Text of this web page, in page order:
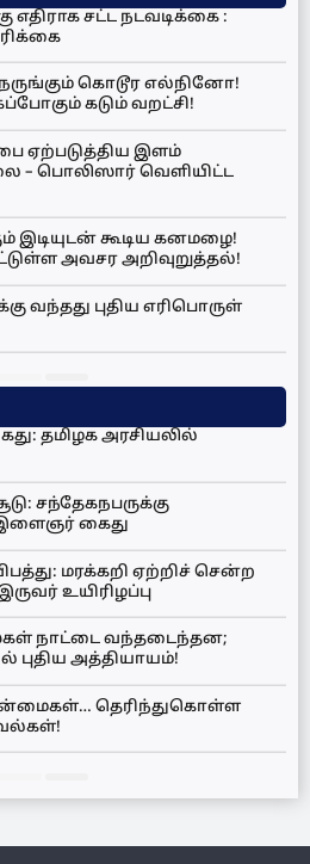
எதிராக சட்ட நடவடிக்கை :
கொடூர எல்நினோ!
கடும் வறட்சி!
ஏற்படுத்திய இளம்
பொலிஸார் வெளியிட்ட
இடியுடன் கூடிய கனமழை!
அவசர அறிவுறுத்தல்!
வந்தது புதிய எரிபொருள்
தமிழக அரசியலில்
சந்தேகநபருக்கு
இளைஞர் கைது
மரக்கறி ஏற்றிச் சென்ற
உயிரிழப்பு
பஸ்கள் நாட்டை வந்தடைந்தன;
புதிய அத்தியாயம்!
தெரிந்துகொள்ள